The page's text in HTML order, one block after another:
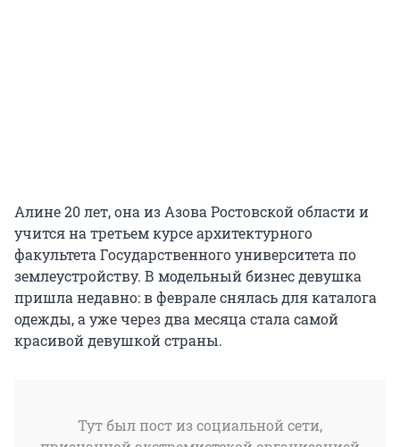
Алине 20 лет, она из Азова Ростовской области и
учится на третьем курсе архитектурного
факультета Государственного университета по
землеустройству. В модельный бизнес девушка
пришла недавно: в феврале снялась для каталога
одежды, а уже через два месяца стала самой
красивой девушкой страны.
Тут был пост из социальной сети,